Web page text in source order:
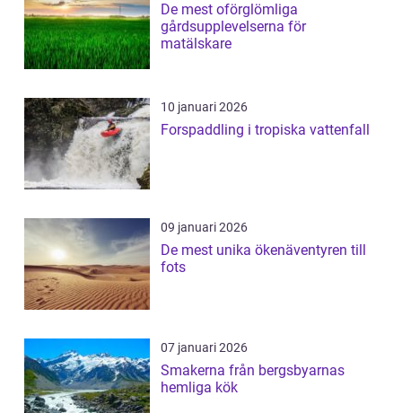
De mest oförglömliga
gårdsupplevelserna för
matälskare
10 januari 2026
Forspaddling i tropiska vattenfall
09 januari 2026
De mest unika ökenäventyren till
fots
07 januari 2026
Smakerna från bergsbyarnas
hemliga kök